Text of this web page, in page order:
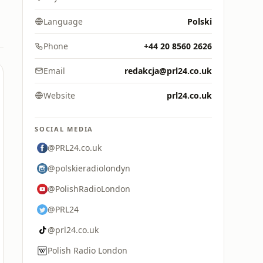
Language Polski
Phone +44 20 8560 2626
Email redakcja@prl24.co.uk
Website prl24.co.uk
SOCIAL MEDIA
@PRL24.co.uk
@polskieradiolondyn
@PolishRadioLondon
@PRL24
@prl24.co.uk
Polish Radio London